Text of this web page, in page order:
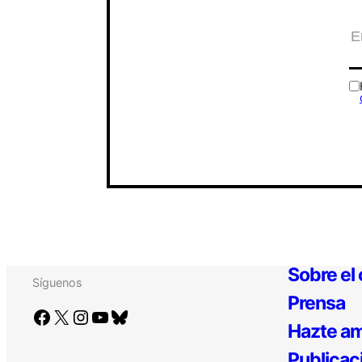
Síguenos
Facebook X Instagram YouTube Bluesky
Sobre el
Prensa
Hazte